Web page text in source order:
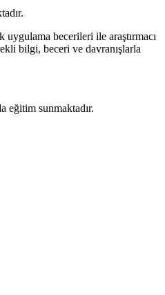
uygulama becerileri ile araştırmacı
bilgi, beceri ve davranışlarla
eğitim sunmaktadır.